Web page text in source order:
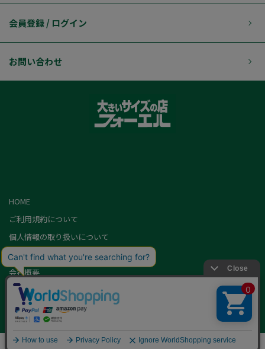
会員登録 / ログイン
お問い合わせ
HOME
ご利用規約について
個人情報の取り扱いについて
特定商取引に基づく表記
会社概要
カード会員（情報変更/ポイント照会）
お問い合わせ
Copyright,FOEL All rights Reserved.